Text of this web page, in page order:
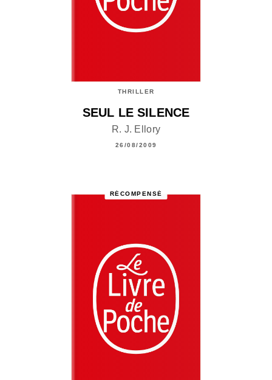
THRILLER
SEUL LE SILENCE
R. J. Ellory
26/08/2009
RÉCOMPENSÉ